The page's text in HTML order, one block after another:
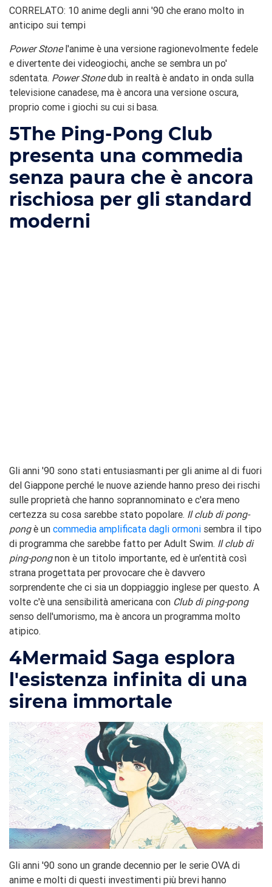
CORRELATO: 10 anime degli anni '90 che erano molto in
anticipo sui tempi
Power Stone l'anime è una versione ragionevolmente fedele
e divertente dei videogiochi, anche se sembra un po'
sdentata. Power Stone dub in realtà è andato in onda sulla
televisione canadese, ma è ancora una versione oscura,
proprio come i giochi su cui si basa.
5The Ping-Pong Club
presenta una commedia
senza paura che è ancora
rischiosa per gli standard
moderni
Gli anni '90 sono stati entusiasmanti per gli anime al di fuori
del Giappone perché le nuove aziende hanno preso dei rischi
sulle proprietà che hanno soprannominato e c'era meno
certezza su cosa sarebbe stato popolare. Il club di pong-
pong è un commedia amplificata dagli ormoni sembra il tipo
di programma che sarebbe fatto per Adult Swim. Il club di
ping-pong non è un titolo importante, ed è un'entità così
strana progettata per provocare che è davvero
sorprendente che ci sia un doppiaggio inglese per questo. A
volte c'è una sensibilità americana con Club di ping-pong
senso dell'umorismo, ma è ancora un programma molto
atipico.
4Mermaid Saga esplora
l'esistenza infinita di una
sirena immortale
Gli anni '90 sono un grande decennio per le serie OVA di
anime e molti di questi investimenti più brevi hanno